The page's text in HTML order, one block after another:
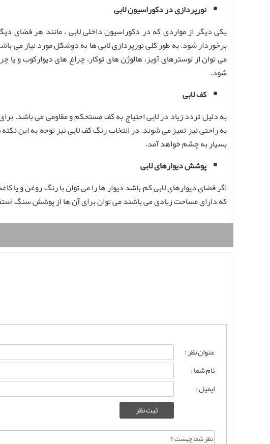
نورپردازی در دکوراسیون لابی
یکی دیگر از مواردی که در دکوراسیون داخلی لابی ، مانند هر فضای
برخوردار شود. به طور کلی نورپردازی لابی ها به دوشکل مورد نیاز
می توان از لوسترهای آویز، هالوژن های توکار، چراغ های دیوارکوب و
شود.
کف لابی
به دلیل تردد زیاد در لابی احتیاج به کف مستحکم و مقاومی می باشد.
به راحتی نیز تمیز می شوند. در انتخاب رنگ کف لابی نیز توجه به این
بسیار به چشم خواهد آمد.
پوشش دیوارهای لابی
اگر فضای دیوارهای لابی کم باشد دیوار ها را می توان با رنگ روغن و یا
که دارای مساحت زیادی می باشند می توان برای آن ها از پوشش سنگ
عنوان نظر :
نام شما :
ایمیل :